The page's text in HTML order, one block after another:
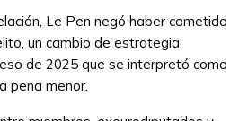
Le Pen negó haber cometido
un cambio de estrategia
de 2025 que se interpretó como
pena menor.